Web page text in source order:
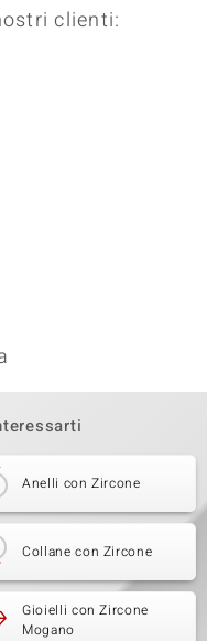
clienti:
Anelli con Zircone
Collane con Zircone
Gioielli con Zircone
Mogano